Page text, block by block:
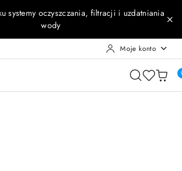
głównej
konto
głównego
produktu
systemy oczyszczania, filtracji i uzdatniania
wody
Moje konto